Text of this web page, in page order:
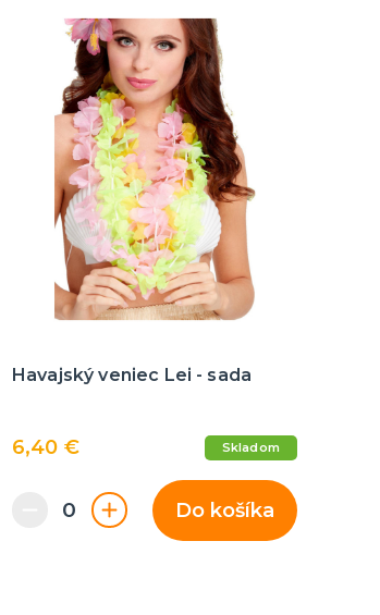
Havajský veniec Lei - sada
6,40 € Skladom
Do košíka